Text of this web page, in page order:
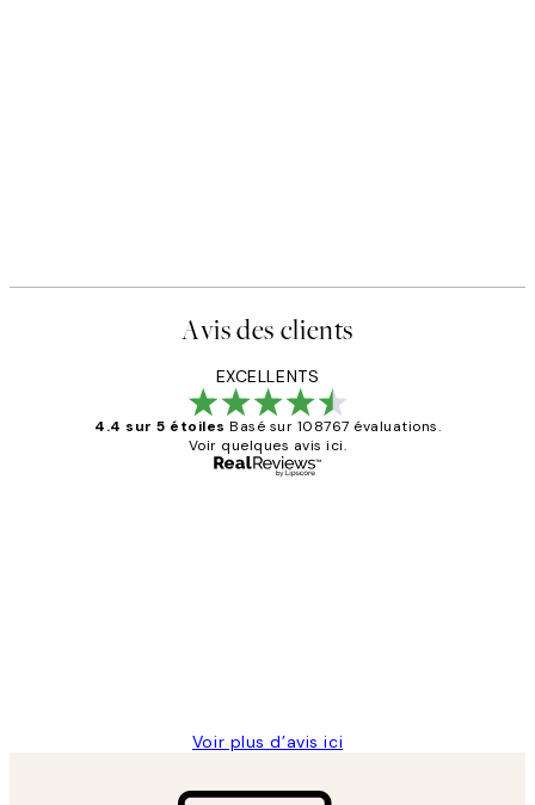
Avis des clients
EXCELLENTS
4.4 sur 5 étoiles Basé sur 108767 évaluations.
Voir quelques avis ici.
Voir plus d’avis ici